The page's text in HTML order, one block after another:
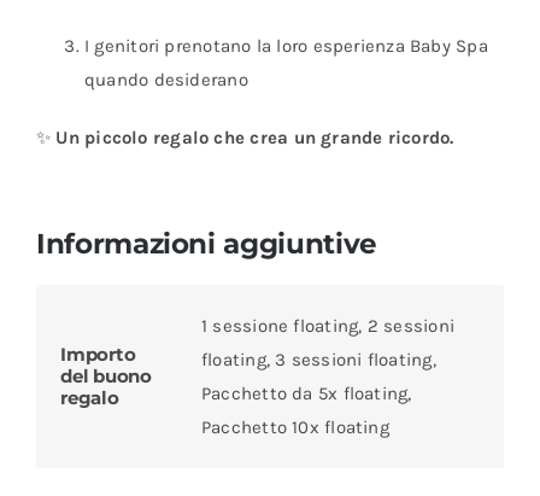
I genitori prenotano la loro esperienza Baby Spa
quando desiderano
✨ Un piccolo regalo che crea un grande ricordo.
Informazioni aggiuntive
Importo
del buono
regalo
1 sessione floating, 2 sessioni
floating, 3 sessioni floating,
Pacchetto da 5x floating,
Pacchetto 10x floating